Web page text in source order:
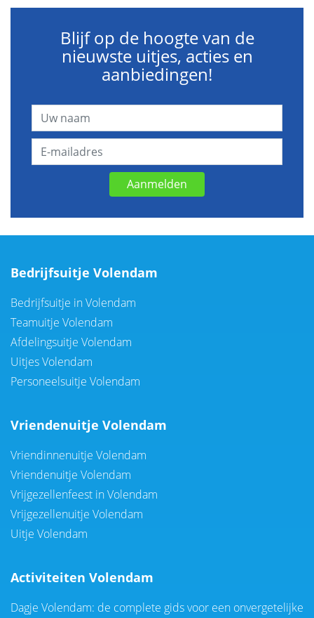
Blijf op de hoogte van de
nieuwste uitjes, acties en
aanbiedingen!
Aanmelden
Bedrijfsuitje Volendam
Bedrijfsuitje in Volendam
Teamuitje Volendam
Afdelingsuitje Volendam
Uitjes Volendam
Personeelsuitje Volendam
Vriendenuitje Volendam
Vriendinnenuitje Volendam
Vriendenuitje Volendam
Vrijgezellenfeest in Volendam
Vrijgezellenuitje Volendam
Uitje Volendam
Activiteiten Volendam
Dagje Volendam: de complete gids voor een onvergetelijke